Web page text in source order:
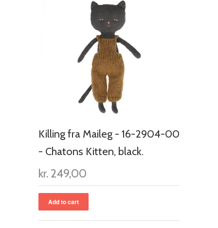
Killing fra Maileg - 16-2904-00
- Chatons Kitten, black.
kr. 249,00